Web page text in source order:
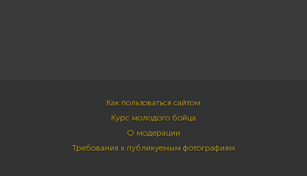
Как пользоваться сайтом
Курс молодого бойца
О модерации
Требования к публикуемым фотографиям